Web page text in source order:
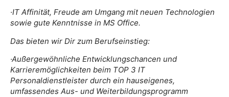
·IT Affinität, Freude am Umgang mit neuen Technologien
sowie gute Kenntnisse in MS Office.
Das bieten wir Dir zum Berufseinstieg:
·Außergewöhnliche Entwicklungschancen und
Karrieremöglichkeiten beim TOP 3 IT
Personaldienstleister durch ein hauseigenes,
umfassendes Aus- und Weiterbildungsprogramm